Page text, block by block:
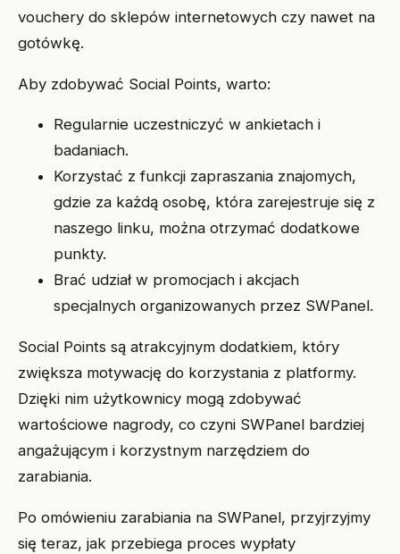
vouchery do sklepów internetowych czy nawet na
gotówkę.
Aby zdobywać Social Points, warto:
Regularnie uczestniczyć w ankietach i
badaniach.
Korzystać z funkcji zapraszania znajomych,
gdzie za każdą osobę, która zarejestruje się z
naszego linku, można otrzymać dodatkowe
punkty.
Brać udział w promocjach i akcjach
specjalnych organizowanych przez SWPanel.
Social Points są atrakcyjnym dodatkiem, który
zwiększa motywację do korzystania z platformy.
Dzięki nim użytkownicy mogą zdobywać
wartościowe nagrody, co czyni SWPanel bardziej
angażującym i korzystnym narzędziem do
zarabiania.
Po omówieniu zarabiania na SWPanel, przyjrzyjmy
się teraz, jak przebiega proces wypłaty